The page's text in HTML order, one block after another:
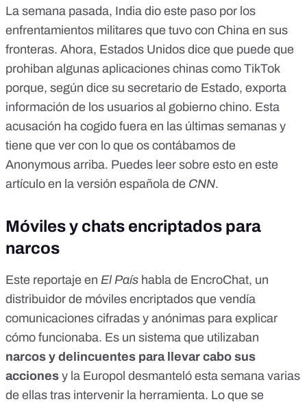
La semana pasada, India dio este paso por los
enfrentamientos militares que tuvo con China en sus
fronteras. Ahora, Estados Unidos dice que puede que
prohiban algunas aplicaciones chinas como TikTok
porque, según dice su secretario de Estado, exporta
información de los usuarios al gobierno chino. Esta
acusación ha cogido fuera en las últimas semanas y
tiene que ver con lo que os contábamos de
Anonymous arriba. Puedes leer sobre esto en este
artículo en la versión española de CNN.
Móviles y chats encriptados para
narcos
Este reportaje en El País habla de EncroChat, un
distribuidor de móviles encriptados que vendía
comunicaciones cifradas y anónimas para explicar
cómo funcionaba. Es un sistema que utilizaban
narcos y delincuentes para llevar cabo sus
acciones y la Europol desmanteló esta semana varias
de ellas tras intervenir la herramienta. Lo que se